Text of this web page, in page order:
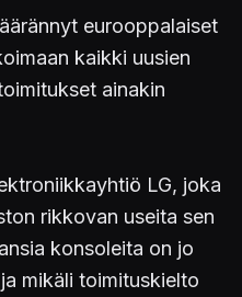
eurooppalaiset
kaikki uusien
ainakin
LG, joka
rikkovan useita sen
konsoleita on jo
mikäli toimituskielto